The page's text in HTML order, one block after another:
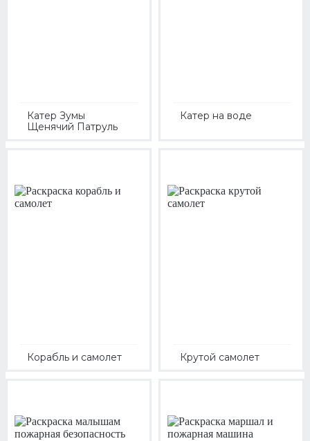
Катер Зумы
Щенячий Патруль
Катер на воде
Корабль и самолет Крутой самолет